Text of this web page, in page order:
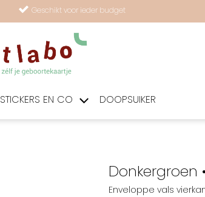
Geschikt voor ieder budget
STICKERS EN CO DOOPSUIKER
Donkergroen
Enveloppe vals